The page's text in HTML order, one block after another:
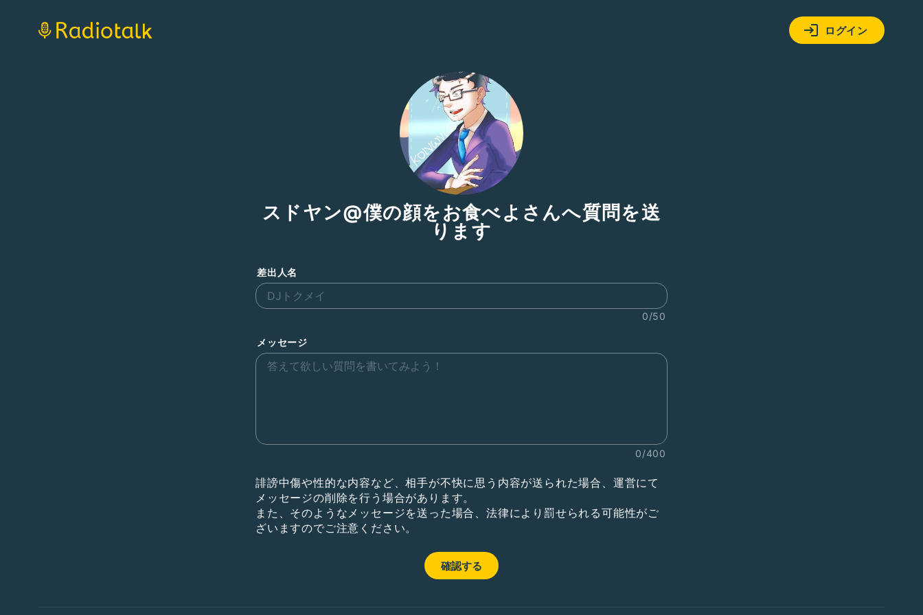
ログイン
スドヤン@僕の顔をお食べよさんへ質問を送
ります
差出人名
0/50
メッセージ
0/400
誹謗中傷や性的な内容など、相手が不快に思う内容が送られた場合、運営にて
メッセージの削除を行う場合があります。
また、そのようなメッセージを送った場合、法律により罰せられる可能性がご
ざいますのでご注意ください。